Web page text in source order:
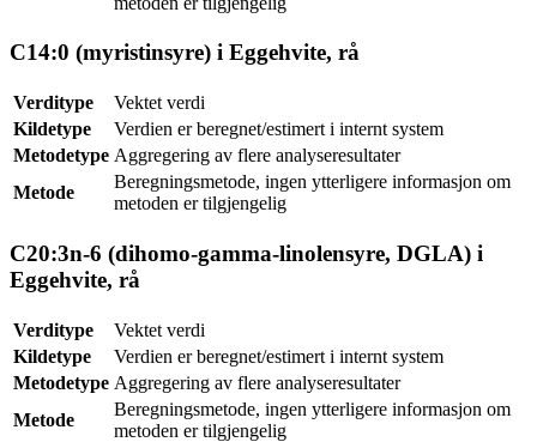
C14:0 (myristinsyre) i Eggehvite, rå
Verditype
Vektet verdi
Kildetype
Verdien er beregnet/estimert i internt system
Metodetype Aggregering av flere analyseresultater
Metode
Beregningsmetode, ingen ytterligere informasjon om
metoden er tilgjengelig
C20:3n-6 (dihomo-gamma-linolensyre, DGLA) i
Eggehvite, rå
Verditype
Vektet verdi
Kildetype
Verdien er beregnet/estimert i internt system
Metodetype Aggregering av flere analyseresultater
Metode
Beregningsmetode, ingen ytterligere informasjon om
metoden er tilgjengelig